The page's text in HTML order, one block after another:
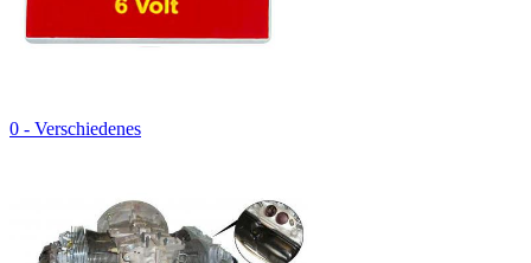
0 - Verschiedenes